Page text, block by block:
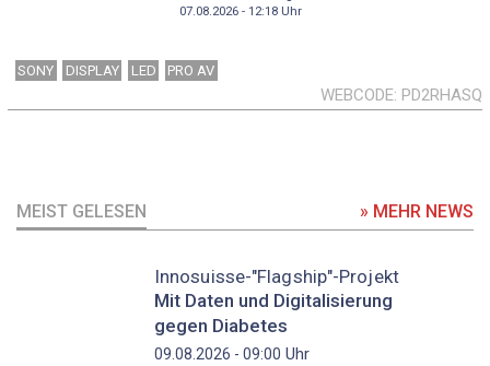
07.08.2026 - 12:18Uhr
SONY DISPLAY LED PRO AV
WEBCODE PD2RHASQ
MEIST GELESEN » MEHR NEWS
Innosuisse-"Flagship"-Projekt
Mit Daten und Digitalisierung
gegen Diabetes
09.08.2026 - 09:00 Uhr